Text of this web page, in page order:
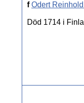
fOdert Reinhold
Död 1714 i